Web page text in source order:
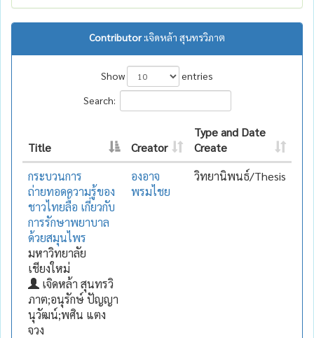
Contributor :เจิดหล้า สุนทรวิภาต
Show
entries
Search:
Title Creator
Type and Date
Create
กระบวนการ
ถ่ายทอดความรู้ของ
ชาวไทยลื้อ เกี่ยวกับ
การรักษาพยาบาล
ด้วยสมุนไพร
มหาวิทยาลัย
เชียงใหม่
เจิดหล้า สุนทรวิ
ภาต;อนุรักษ์ ปัญญา
นุวัฒน์;พศิน แตง
จวง
องอาจ
พรมไชย
วิทยานิพนธ์/Thesis